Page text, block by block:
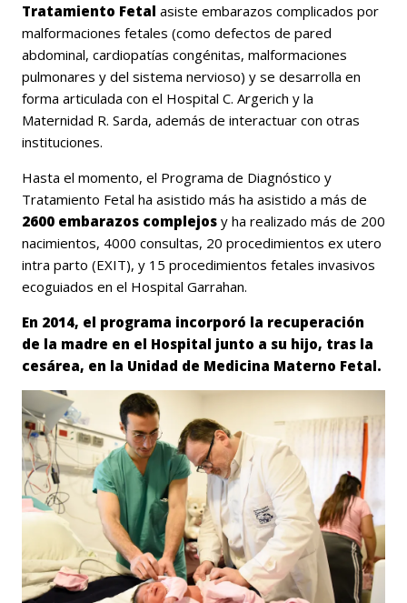
Tratamiento Fetal asiste embarazos complicados por
malformaciones fetales (como defectos de pared
abdominal, cardiopatías congénitas, malformaciones
pulmonares y del sistema nervioso) y se desarrolla en
forma articulada con el Hospital C. Argerich y la
Maternidad R. Sarda, además de interactuar con otras
instituciones.
Hasta el momento, el Programa de Diagnóstico y
Tratamiento Fetal ha asistido más ha asistido a más de
2600 embarazos complejos y ha realizado más de 200
nacimientos, 4000 consultas, 20 procedimientos ex utero
intra parto (EXIT), y 15 procedimientos fetales invasivos
ecoguiados en el Hospital Garrahan.
En 2014, el programa incorporó la recuperación
de la madre en el Hospital junto a su hijo, tras la
cesárea, en la Unidad de Medicina Materno Fetal.